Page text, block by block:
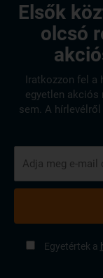
Elsők
olcsó
Iratkozzon fel a
egyetlen akciós
sem. A
Egyetértek a